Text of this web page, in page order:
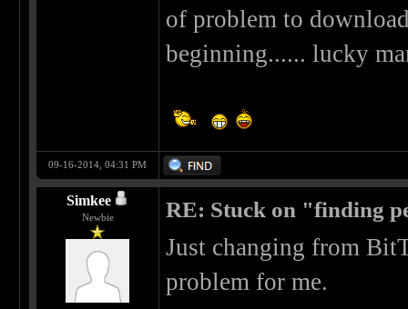
of problem to
beginning...... lucky
09-16-2014, 04:31 PM
Simkee
Newbie RE: Stuck on "finding
Just changing from
problem for me.